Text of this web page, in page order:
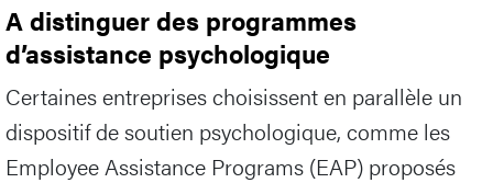
A distinguer des programmes
d’assistance psychologique
Certaines entreprises choisissent en parallèle un
dispositif de soutien psychologique, comme les
Employee Assistance Programs (EAP) proposés